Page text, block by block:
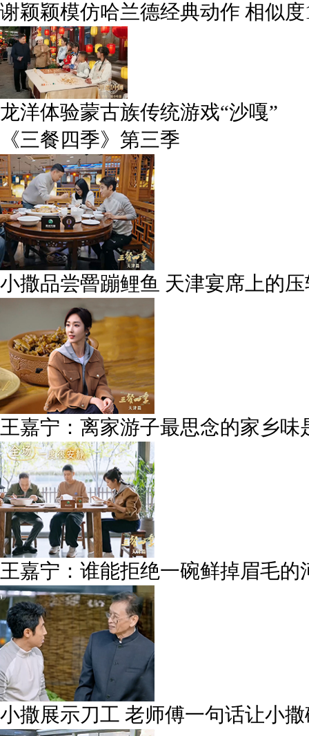
谢颖颖模仿哈兰德经典动作 相似度
龙洋体验蒙古族传统游戏“沙嘎”
《三餐四季》第三季
小撒品尝罾蹦鲤鱼 天津宴席上的
王嘉宁：离家游子最思念的家乡味
王嘉宁：谁能拒绝一碗鲜掉眉毛的
小撒展示刀工 老师傅一句话让小